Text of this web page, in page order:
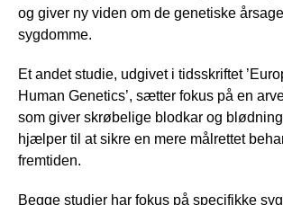
og giver ny viden om de genetiske
sygdomme.
Et andet studie, udgivet i tidsskriftet
Human Genetics’, sætter fokus på en
som giver skrøbelige blodkar og
hjælper til at sikre en mere målrettet
fremtiden.
Begge studier har fokus på specifikke